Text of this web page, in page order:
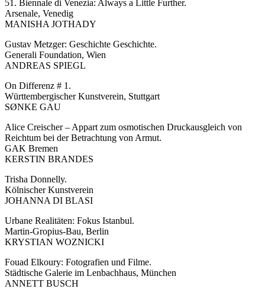
51. Biennale di Venezia: Always a Little Further.
Arsenale, Venedig
MANISHA JOTHADY
Gustav Metzger: Geschichte Geschichte.
Generali Foundation, Wien
ANDREAS SPIEGL
On Differenz # 1.
Württembergischer Kunstverein, Stuttgart
SØNKE GAU
Alice Creischer – Appart zum osmotischen Druckausgleich von
Reichtum bei der Betrachtung von Armut.
GAK Bremen
KERSTIN BRANDES
Trisha Donnelly.
Kölnischer Kunstverein
JOHANNA DI BLASI
Urbane Realitäten: Fokus Istanbul.
Martin-Gropius-Bau, Berlin
KRYSTIAN WOZNICKI
Fouad Elkoury: Fotografien und Filme.
Städtische Galerie im Lenbachhaus, München
ANNETT BUSCH